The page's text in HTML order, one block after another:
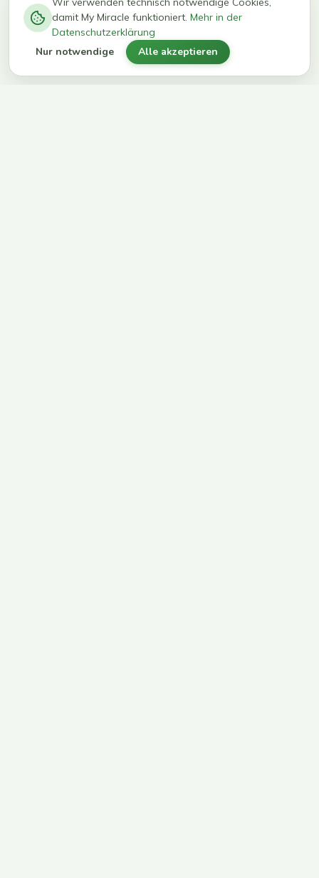
kg in 12
Wochen
erreichen
ihr Ziel
damit My Miracle funktioniert. Mehr in der
Datenschutzerklärung
Nur notwendige Alle akzeptieren